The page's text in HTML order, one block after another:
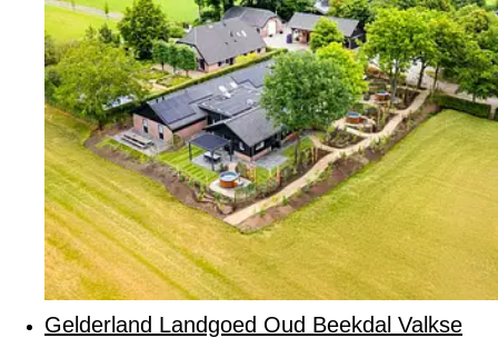
Gelderland Landgoed Oud Beekdal Valkse